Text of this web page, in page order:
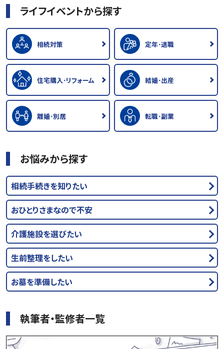
ライフイベントから探す
相続対策 定年･退職
住宅購入･リフォーム 結婚･出産
離婚･別居 転職･副業
お悩みから探す
相続手続きを知りたい
おひとりさまなので不安
介護施設を選びたい
生前整理をしたい
お墓を準備したい
執筆者・監修者一覧